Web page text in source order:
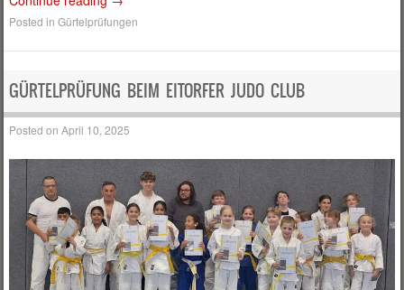
Posted inGürtelprüfungen
GÜRTELPRÜFUNG BEIM EITORFER JUDO CLUB
Posted onApril 10, 2025